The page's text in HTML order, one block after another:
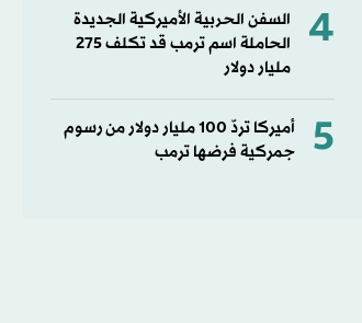
4
السفن الحربية الأميركية الجديدة
الحاملة اسم ترمب قد تكلف 275
مليار دولار
5
أميركا تردّ 100 مليار دولار من رسوم
جمركية فرضها ترمب